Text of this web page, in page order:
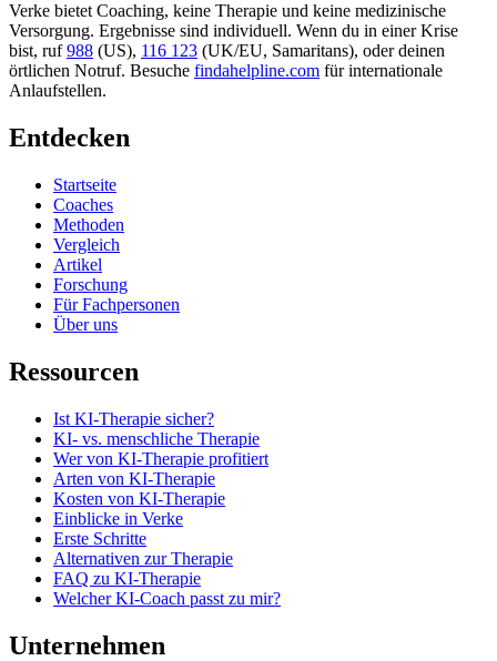
Verke bietet Coaching, keine Therapie und keine medizinische
Versorgung. Ergebnisse sind individuell. Wenn du in einer Krise
bist, ruf 988 (US), 116 123 (UK/EU, Samaritans), oder deinen
örtlichen Notruf. Besuche findahelpline.com für internationale
Anlaufstellen.
Entdecken
Startseite
Coaches
Methoden
Vergleich
Artikel
Forschung
Für Fachpersonen
Über uns
Ressourcen
Ist KI-Therapie sicher?
KI- vs. menschliche Therapie
Wer von KI-Therapie profitiert
Arten von KI-Therapie
Kosten von KI-Therapie
Einblicke in Verke
Erste Schritte
Alternativen zur Therapie
FAQ zu KI-Therapie
Welcher KI-Coach passt zu mir?
Unternehmen